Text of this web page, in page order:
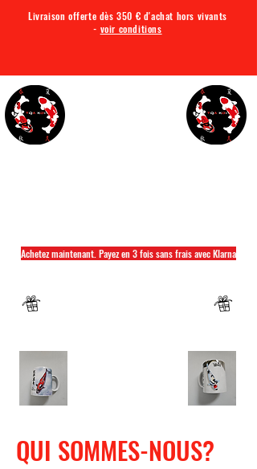
Livraison offerte dès 350 € d'achat hors vivants
- voir conditions
Achetez maintenant. Payez en 3 fois sans frais avec Klarna
QUI SOMMES-NOUS?